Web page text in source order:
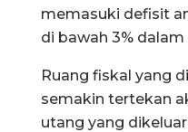
memasuki defisit
di bawah 3% dalam
Ruang fiskal yang
semakin tertekan
utang yang